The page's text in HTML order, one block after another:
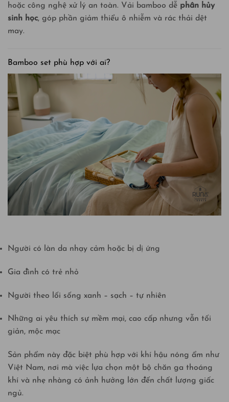
hoặc công nghệ xử lý an toàn. Vải bamboo dễ phân hủy
sinh học, góp phần giảm thiểu ô nhiễm và rác thải dệt
may.
Bamboo set phù hợp với ai?
Người có làn da nhạy cảm hoặc bị dị ứng
Gia đình có trẻ nhỏ
Người theo lối sống xanh – sạch – tự nhiên
Những ai yêu thích sự mềm mại, cao cấp nhưng vẫn tối
giản, mộc mạc
Sản phẩm này đặc biệt phù hợp với khí hậu nóng ẩm như
Việt Nam, nơi mà việc lựa chọn một bộ chăn ga thoáng
khí và nhẹ nhàng có ảnh hưởng lớn đến chất lượng giấc
ngủ.